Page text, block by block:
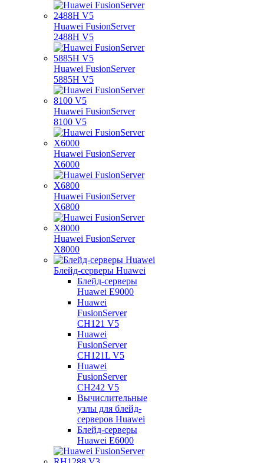
Huawei FusionServer
2488H V5
Huawei FusionServer
5885H V5
Huawei FusionServer
8100 V5
Huawei FusionServer
X6000
Huawei FusionServer
X6800
Huawei FusionServer
X8000
Блейд-серверы Huawei
Блейд-серверы
Huawei E9000
Huawei
FusionServer
CH121 V5
Huawei
FusionServer
CH121L V5
Huawei
FusionServer
CH242 V5
Вычислительные
узлы для блейд-
серверов Huawei
Блейд-серверы
Huawei E6000